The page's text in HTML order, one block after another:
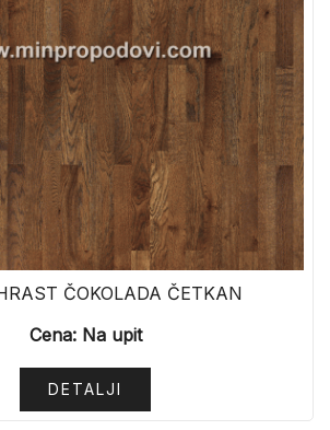
ČOKOLADA ČETKAN
Cena: Na upit
DETALJI